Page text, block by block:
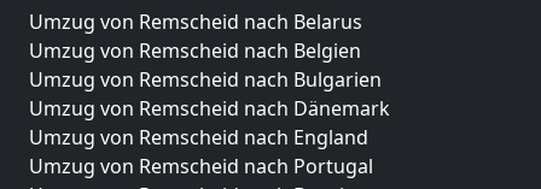
Umzug von Remscheid nach Belarus
Umzug von Remscheid nach Belgien
Umzug von Remscheid nach Bulgarien
Umzug von Remscheid nach Dänemark
Umzug von Remscheid nach England
Umzug von Remscheid nach Portugal